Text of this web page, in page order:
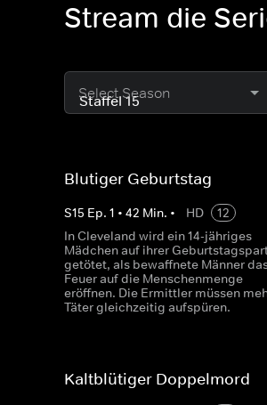
Stream die
Select Season
Blutiger Geburtstag
S15 Ep. 1 • 42 Min. • HD
12
In Cleveland wird ein 14-jähriges
Mädchen auf ihrer
getötet, als bewaffnete Männer
Feuer auf die Menschenmenge
eröffnen. Die Ermittler müssen
Täter gleichzeitig aufspüren.
Kaltblütiger Doppelmord